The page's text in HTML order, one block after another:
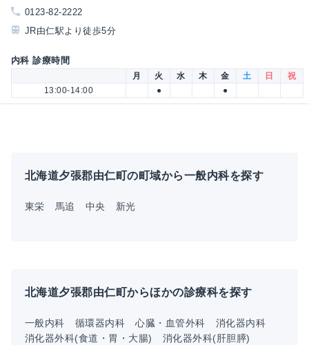
0123-82-2222
JR由仁駅より徒歩5分
内科 診療時間
月 火 水 木 金 土 日
祝
13:00-14:00
● ●
北海道夕張郡由仁町の町域から一般内科を探す
東栄 馬追 中央 新光
北海道夕張郡由仁町からほかの診療科を探す
一般内科 循環器内科 心臓・血管外科
消化器内科
消化器外科(食道・胃・大腸)
消化器外科(肝胆膵)